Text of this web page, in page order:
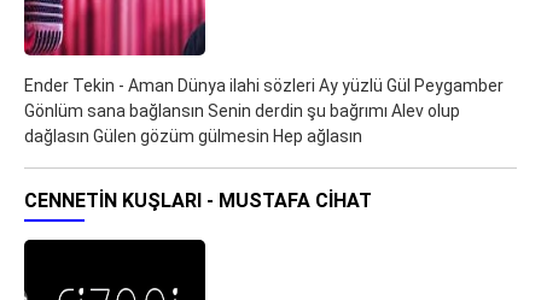
Ender Tekin - Aman Dünya ilahi sözleri Ay yüzlü Gül Peygamber
Gönlüm sana bağlansın Senin derdin şu bağrımı Alev olup
dağlasın Gülen gözüm gülmesin Hep ağlasın
CENNETIN KUŞLARI - MUSTAFA CIHAT